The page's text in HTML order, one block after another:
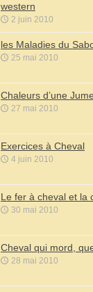
western
2 juin 2010
les Maladies du
25 mai 2010
Chaleurs d’une
27 mai 2010
Exercices à Cheval
4 juin 2010
Le fer à cheval et la
30 mai 2010
Cheval qui mord,
28 mai 2010